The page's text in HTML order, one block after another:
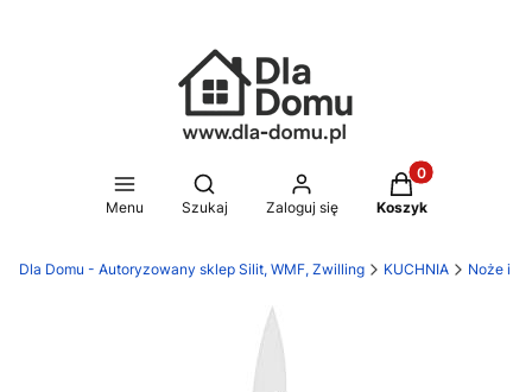
Menu
Otwórz wyszukiwarkę
Szukaj Zaloguj się
Produkty w
Koszyk
Dla Domu - Autoryzowany sklep Silit, WMF, Zwilling KUCHNIA Noże i